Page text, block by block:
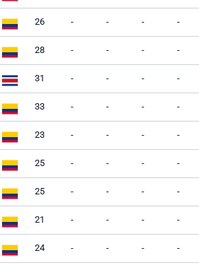
26 - - - -
28 - - - -
31 - - - -
33 - - - -
23 - - - -
25 - - - -
25 - - - -
21 - - - -
24 - - - -